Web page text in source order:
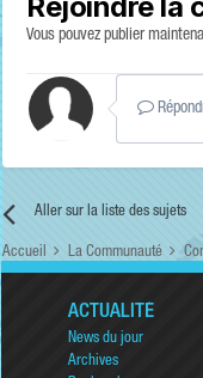
Vous pouvez publier
Aller sur la liste des sujets
Accueil La Communauté
ACTUALITÉ
News du jour
Archives